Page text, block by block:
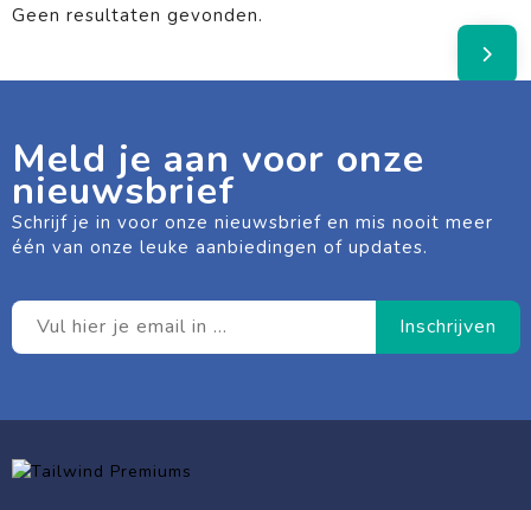
Geen resultaten gevonden.
Meld je aan voor onze
nieuwsbrief
Schrijf je in voor onze nieuwsbrief en mis nooit meer
één van onze leuke aanbiedingen of updates.